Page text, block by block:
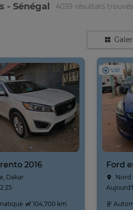
- Sénégal 4039 résultats trouvés
2016
Dakar
104,700 km
VIP
Ford
Nord